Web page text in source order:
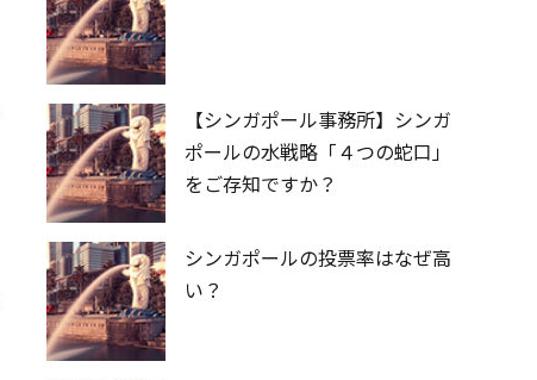
【シンガポール事務所】シンガ
ポールの水戦略「４つの蛇口」
をご存知ですか？
シンガポールの投票率はなぜ高
い？